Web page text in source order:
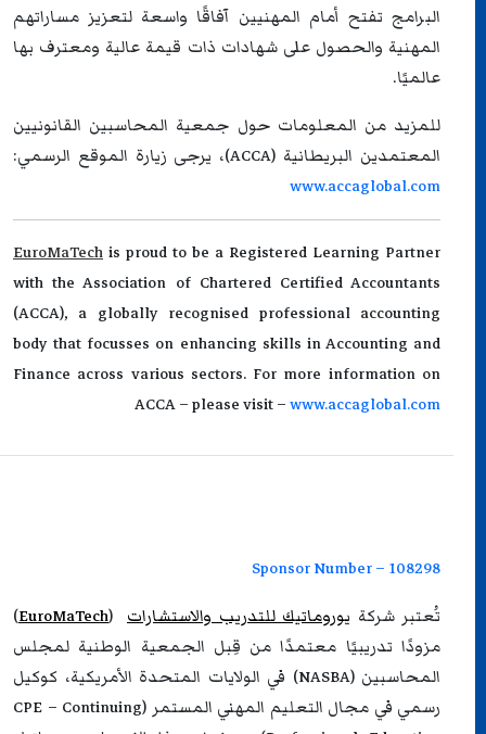
البرامج تفتح أمام المهنيين آفاقًا واسعة لتعزيز مساراتهم
المهنية والحصول على شهادات ذات قيمة عالية ومعترف بها
عالميًا.
للمزيد من المعلومات حول جمعية المحاسبين القانونيين
المعتمدين البريطانية (ACCA)، يرجى زيارة الموقع الرسمي:
www.accaglobal.com
EuroMaTechis proud to be a Registered Learning Partner
with the Association of Chartered Certified Accountants
(ACCA), a globally recognised professional accounting
body that focusses on enhancing skills in Accounting and
Finance across various sectors. For more information on
ACCA – please visit –www.accaglobal.com
Sponsor Number – 108298
تُعتبر شركةيوروماتيك للتدريب والاستشارات(
EuroMaTech
)
مزودًا تدريبيًا معتمدًا من قِبل الجمعية الوطنية لمجلس
المحاسبين (NASBA) في الولايات المتحدة الأمريكية، كوكيل
رسمي في مجال التعليم المهني المستمر (CPE – Continuing